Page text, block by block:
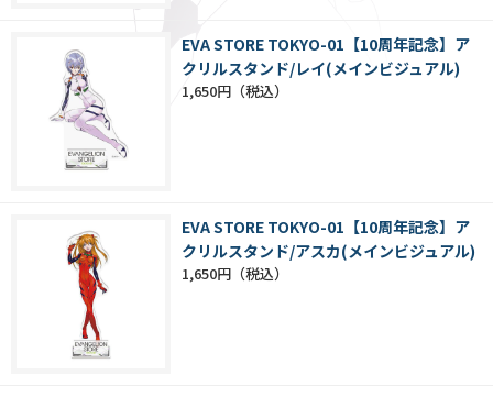
EVA STORE TOKYO-01【10周年記念】ア
クリルスタンド/レイ(メインビジュアル)
1,650円
EVA STORE TOKYO-01【10周年記念】ア
クリルスタンド/アスカ(メインビジュアル)
1,650円